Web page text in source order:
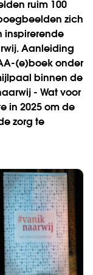
ruim 100
zich
inspirerende
Aanleiding
(e)boek onder
binnen de
- Wat voor
in 2025 om de
zorg te